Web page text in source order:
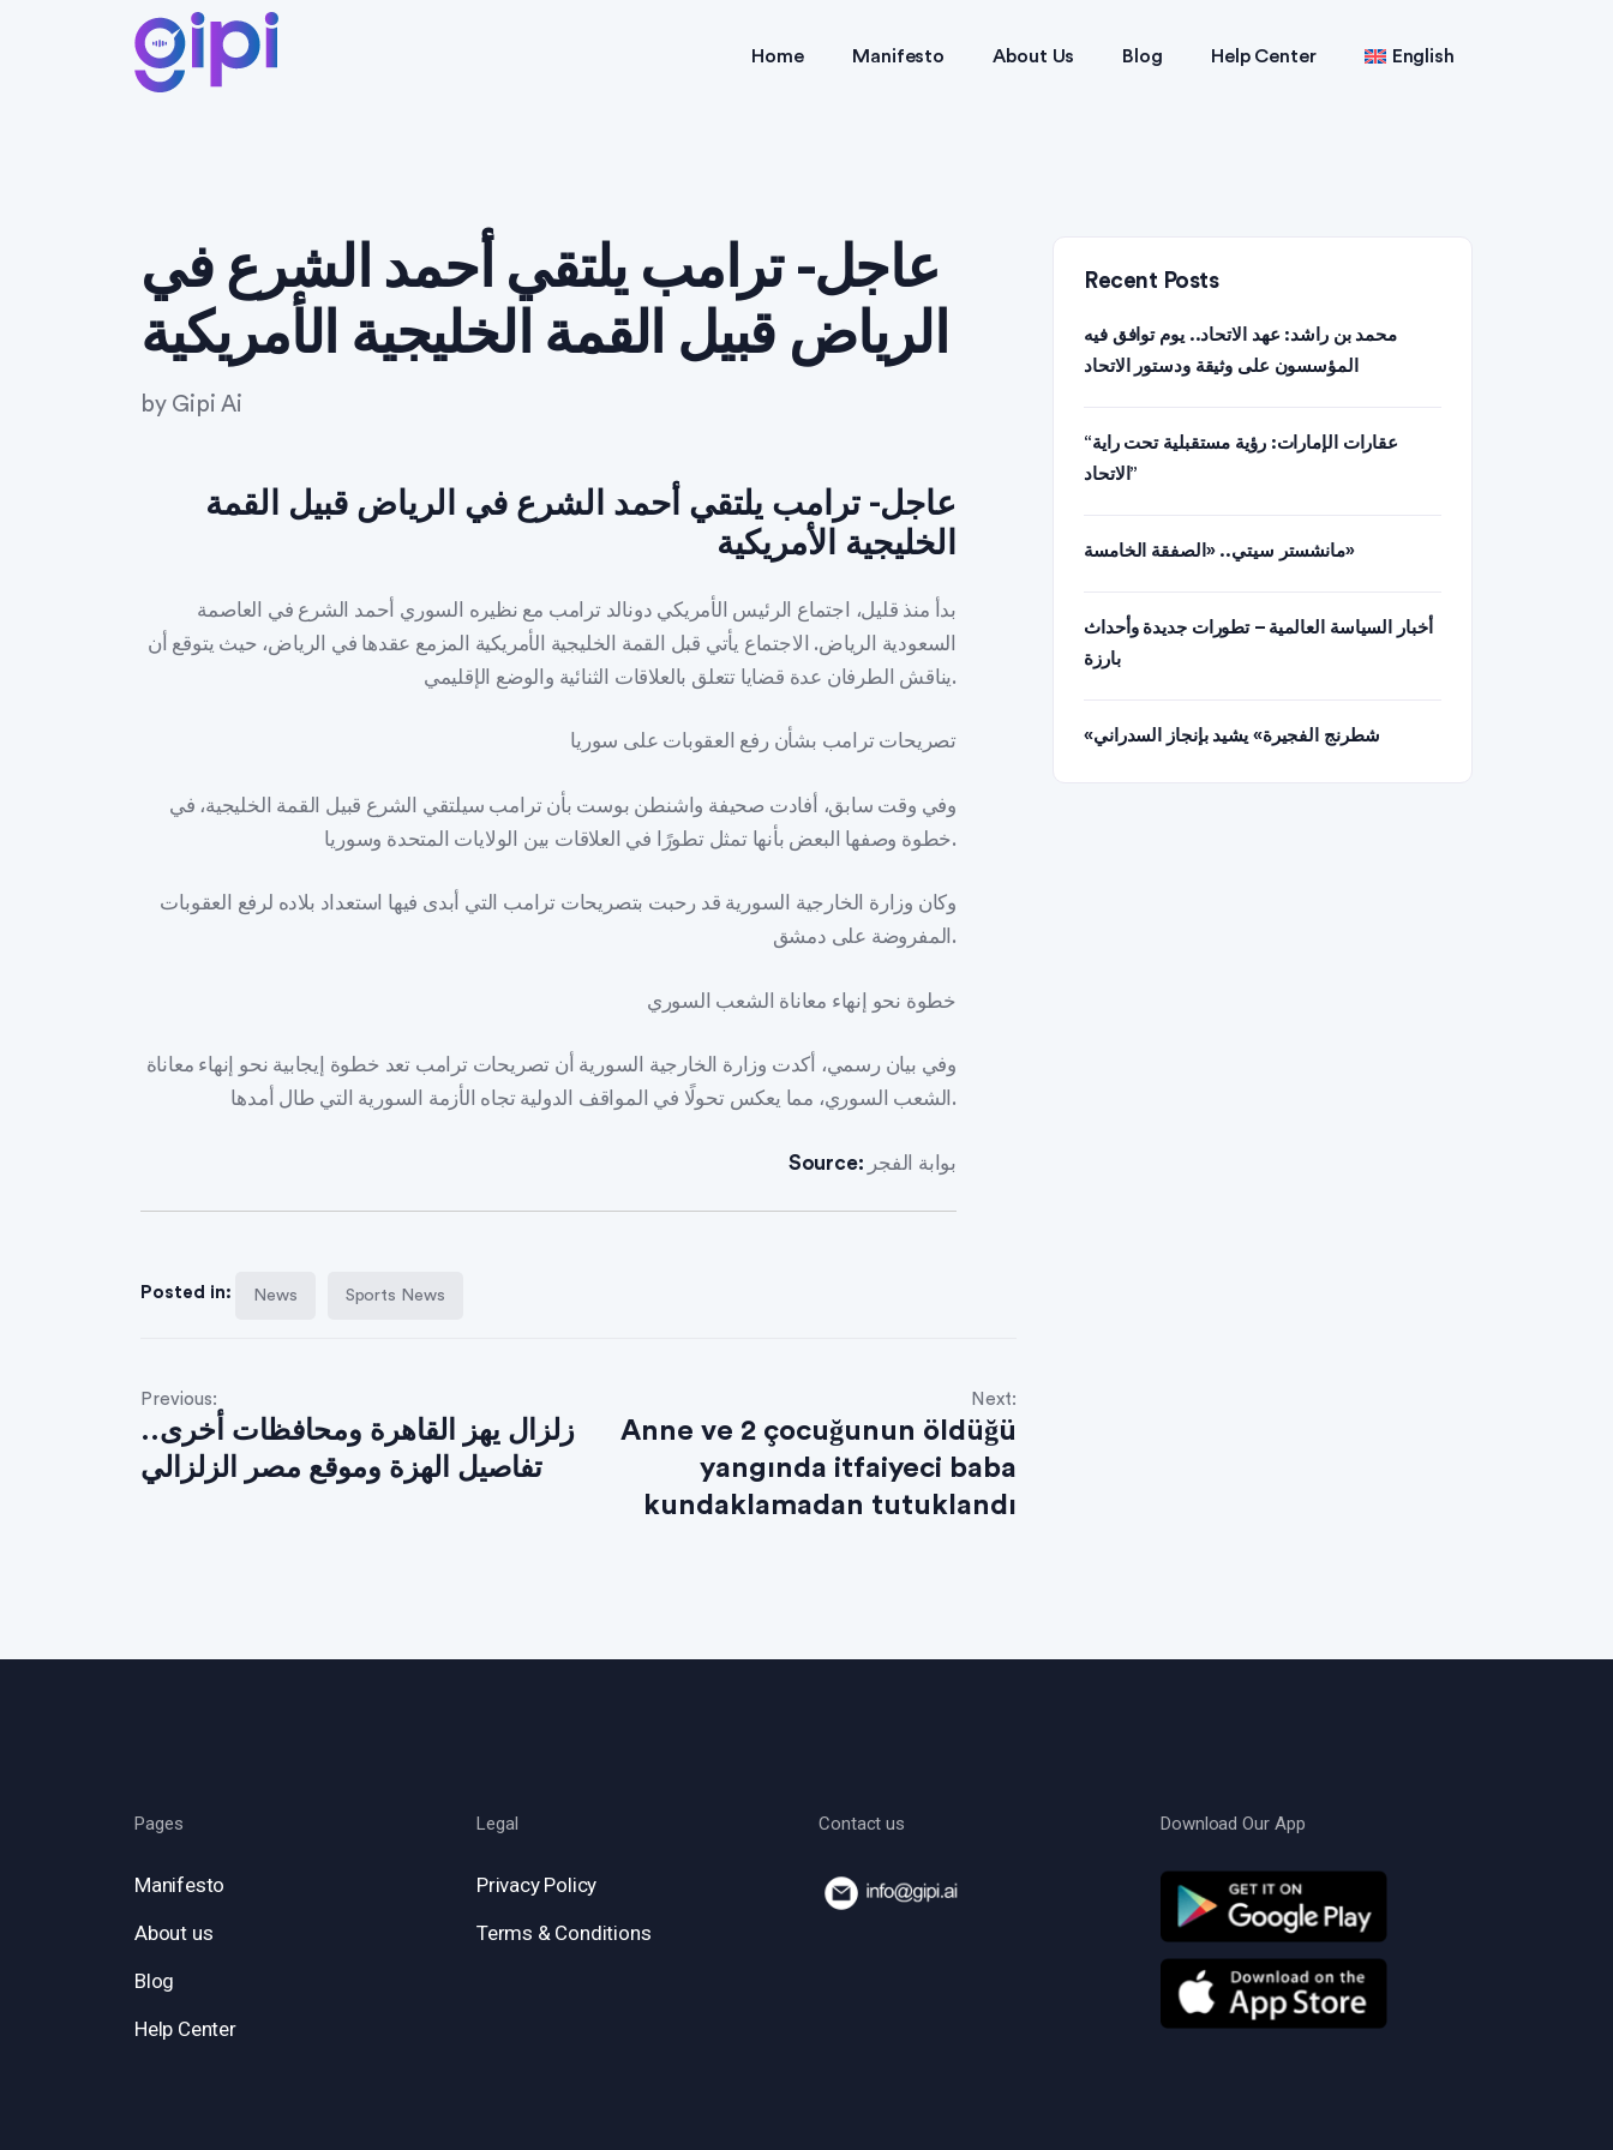
Home Manifesto About Us Blog Help Center English
عاجل- ترامب يلتقي أحمد الشرع في
الرياض قبيل القمة الخليجية الأمريكية
by Gipi Ai
عاجل- ترامب يلتقي أحمد الشرع في الرياض قبيل القمة
الخليجية الأمريكية
بدأ منذ قليل، اجتماع الرئيس الأمريكي دونالد ترامب مع نظيره السوري أحمد الشرع في العاصمة
السعودية الرياض. الاجتماع يأتي قبل القمة الخليجية الأمريكية المزمع عقدها في الرياض، حيث يتوقع أن
يناقش الطرفان عدة قضايا تتعلق بالعلاقات الثنائية والوضع الإقليمي.
تصريحات ترامب بشأن رفع العقوبات على سوريا
وفي وقت سابق، أفادت صحيفة واشنطن بوست بأن ترامب سيلتقي الشرع قبيل القمة الخليجية، في
خطوة وصفها البعض بأنها تمثل تطورًا في العلاقات بين الولايات المتحدة وسوريا.
وكان وزارة الخارجية السورية قد رحبت بتصريحات ترامب التي أبدى فيها استعداد بلاده لرفع العقوبات
المفروضة على دمشق.
خطوة نحو إنهاء معاناة الشعب السوري
وفي بيان رسمي، أكدت وزارة الخارجية السورية أن تصريحات ترامب تعد خطوة إيجابية نحو إنهاء معاناة
الشعب السوري، مما يعكس تحولًا في المواقف الدولية تجاه الأزمة السورية التي طال أمدها.
Source: بوابة الفجر
Posted in: News Sports News
Previous:
زلزال يهز القاهرة ومحافظات أخرى..
تفاصيل الهزة وموقع مصر الزلزالي
Next:
Anne ve 2 çocuğunun öldüğü
yangında itfaiyeci baba
kundaklamadan tutuklandı
Recent Posts
محمد بن راشد: عهد الاتحاد.. يوم توافق فيه
المؤسسون على وثيقة ودستور الاتحاد
“عقارات الإمارات: رؤية مستقبلية تحت راية
الاتحاد”
مانشستر سيتي.. «الصفقة الخامسة»
أخبار السياسة العالمية – تطورات جديدة وأحداث
بارزة
«شطرنج الفجيرة» يشيد بإنجاز السدراني
Pages
Manifesto
About us
Blog
Help Center
Legal
Privacy Policy
Terms & Conditions
Contact us Download Our App